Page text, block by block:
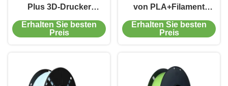
Plus 3D-Drucker
Filament
Erhalten Sie besten
Preis
von PLA+Filament
330M transparentes
Regenbogen 3D-
Erhalten Sie besten
Preis